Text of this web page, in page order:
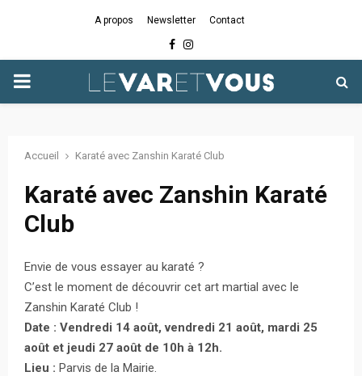
A propos Newsletter Contact
Facebook
Instagram
PRIMARY
Accueil Karaté avec Zanshin Karaté Club
Karaté avec Zanshin Karaté
Club
Envie de vous essayer au karaté ?
C’est le moment de découvrir cet art martial avec le
Zanshin Karaté Club !
Date : Vendredi 14 août, vendredi 21 août, mardi 25
août et jeudi 27 août de 10h à 12h.
Lieu : Parvis de la Mairie.